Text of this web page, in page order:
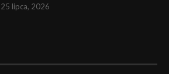
25 lipca, 2026